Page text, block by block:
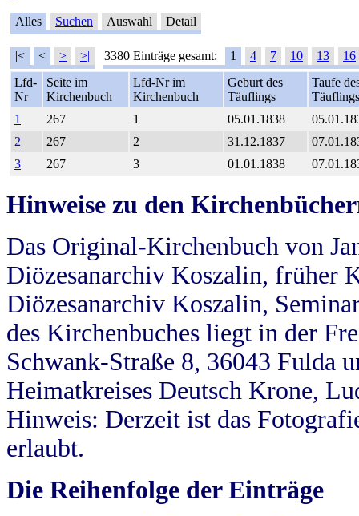
Alles Suchen Auswahl Detail
|< < > >| 3380 Einträge gesamt: 1 4 7 10 13
16
Lfd-
Nr
Seite im
Kirchenbuch
Lfd-Nr im
Kirchenbuch
Geburt des
Täuflings
Taufe
Täuflings
1
267 1 05.01.1838
2
267 2 31.12.1837
3
267 3 01.01.1838
Hinweise zu den
Das Original-Kirchenbuch von
Diözesanarchiv Koszalin, früher
Diözesanarchiv Koszalin,
des Kirchenbuches liegt in der
Schwank-Straße 8, 36043 Fulda
Heimatkreises Deutsch Krone,
Hinweis: Derzeit ist das
erlaubt.
Die Reihenfolge der Einträge